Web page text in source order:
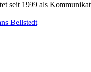
seit 1999 als
Bellstedt